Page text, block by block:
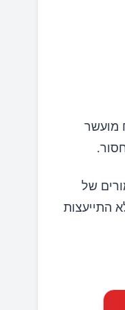
מועשר
של
התייעצות